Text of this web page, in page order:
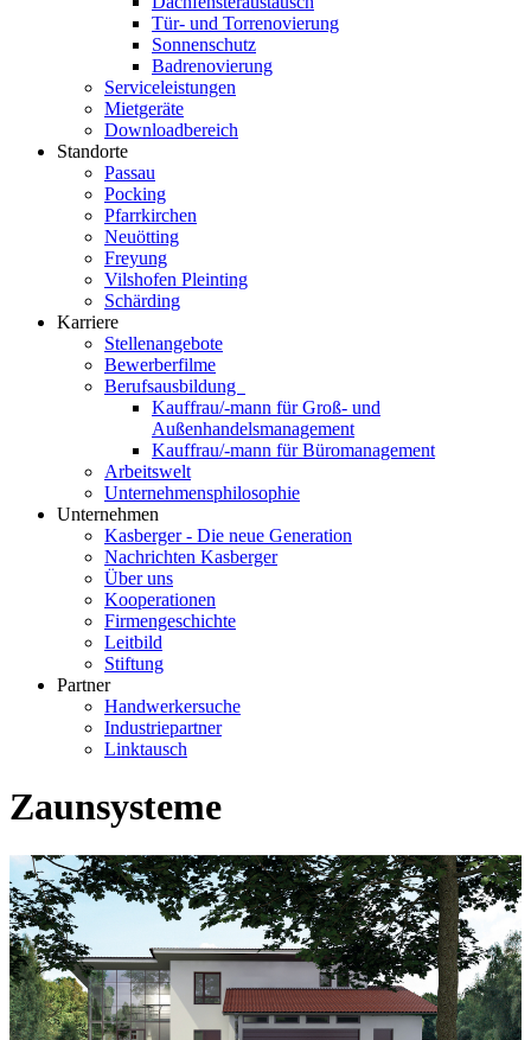
Tür- und Torrenovierung
Sonnenschutz
Badrenovierung
Serviceleistungen
Mietgeräte
Downloadbereich
Standorte
Passau
Pocking
Pfarrkirchen
Neuötting
Freyung
Vilshofen Pleinting
Schärding
Karriere
Stellenangebote
Bewerberfilme
Berufsausbildung
Kauffrau/-mann für Groß- und
Außenhandelsmanagement
Kauffrau/-mann für Büromanagement
Arbeitswelt
Unternehmensphilosophie
Unternehmen
Kasberger - Die neue Generation
Nachrichten Kasberger
Über uns
Kooperationen
Firmengeschichte
Leitbild
Stiftung
Partner
Handwerkersuche
Industriepartner
Linktausch
Zaunsysteme